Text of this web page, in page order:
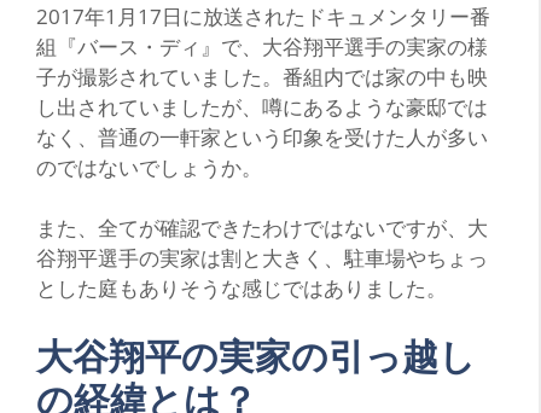
2017年1月17日に放送されたドキュメンタリー番
組『バース・ディ』で、大谷翔平選手の実家の様
子が撮影されていました。番組内では家の中も映
し出されていましたが、噂にあるような豪邸では
なく、普通の一軒家という印象を受けた人が多い
のではないでしょうか。
また、全てが確認できたわけではないですが、大
谷翔平選手の実家は割と大きく、駐車場やちょっ
とした庭もありそうな感じではありました。
大谷翔平の実家の引っ越し
の経緯とは？